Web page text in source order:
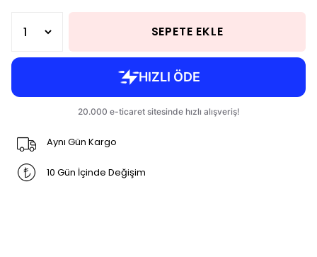
SEPETE EKLE
Aynı Gün Kargo
10 Gün İçinde Değişim